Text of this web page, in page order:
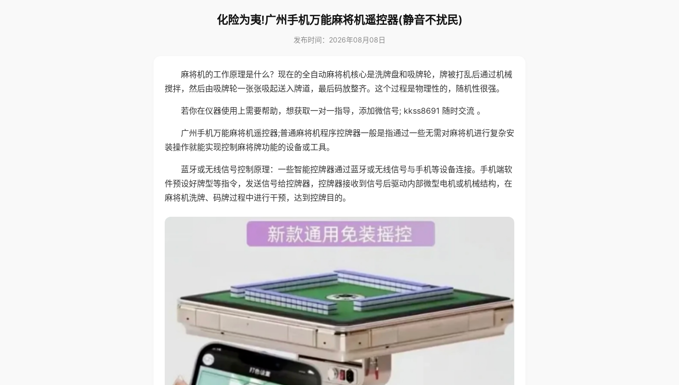
化险为夷!广州手机万能麻将机遥控器(静音不扰民)
发布时间：2026年08月08日
麻将机的工作原理是什么？现在的全自动麻将机核心是洗牌盘和吸牌轮，牌被打乱后通过机械
搅拌，然后由吸牌轮一张张吸起送入牌道，最后码放整齐。这个过程是物理性的，随机性很强。
若你在仪器使用上需要帮助，想获取一对一指导，添加微信号; kkss8691 随时交流 。
广州手机万能麻将机遥控器;普通麻将机程序控牌器一般是指通过一些无需对麻将机进行复杂安
装操作就能实现控制麻将牌功能的设备或工具。
蓝牙或无线信号控制原理：一些智能控牌器通过蓝牙或无线信号与手机等设备连接。手机端软
件预设好牌型等指令，发送信号给控牌器，控牌器接收到信号后驱动内部微型电机或机械结构，在
麻将机洗牌、码牌过程中进行干预，达到控牌目的。